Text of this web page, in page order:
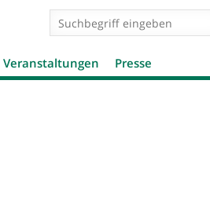
Suchformular
Veranstaltungen Presse